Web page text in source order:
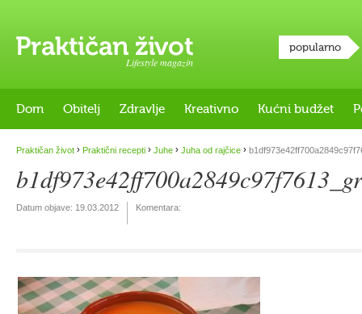
Lifestyle magazin
popularno
Dom Obitelj Zdravlje Kreativno Kućni budžet
Praktičan život › Praktični recepti › Juhe › Juha od rajčice ›
Datum objave: 19.03.2012 Komentara: